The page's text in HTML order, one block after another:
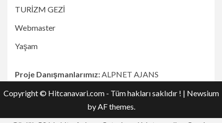
TURİZM GEZİ
Webmaster
Yaşam
Proje Danışmanlarımız: ALPNET AJANS
Copyright © Hitcanavari.com - Tüm hakları saklıdır ! | Newsium
by AF themes.